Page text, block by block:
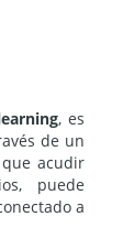
, es
de un
acudir
puede
a